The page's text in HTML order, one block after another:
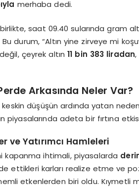
merhaba dedi.
birlikte, saat 09.40 sularında gram
durum, “Altın yine zirveye mi
çeyrek altın11 bin 383 liradan,
Arkasında Neler Var?
düşüşün ardında yatan
piyasalarında adeta bir fırtına
ve Yatırımcı Hamleleri
kapanma ihtimali, piyasalarda
ettikleri karları realize etme ve
etkenlerden biri oldu. Kıymetli